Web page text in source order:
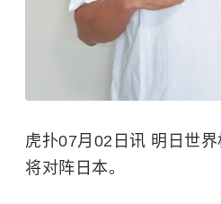
虎扑07月02日讯 明日世
将对阵日本。